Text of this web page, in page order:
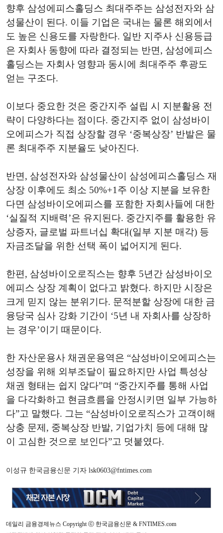
향후 삼성에피스홀딩스 최대주주는 삼성전자와 삼
성물산이 된다. 이들 기업은 국내는 물론 해외에서
도 높은 신용도를 자랑한다. 일반 지주사 신용등급
은 자회사 동향에 따라 결정되는 반면, 삼성에피스
홀딩스는 자회사 영향과 동시에 최대주주 후광도
얻는 구조다.
이보다 중요한 것은 중간지주 설립 시 지분활용 전
략이 다양하다는 점이다. 중간지주 없이 삼성바이
오에피스가 직접 상장할 경우 ‘중복상장’ 반발은 물
론 최대주주 지분율도 낮아진다.
반면, 삼성전자와 삼성물산이 삼성에피스홀딩스 재
상장 이후에도 최소 50%+1주 이상 지분을 보유한
다면 삼성바이오에피스를 포함한 자회사들에 대한
‘실질적 지배력’은 유지된다. 중간지주를 활용한 유
상증자, 글로벌 파트너십 확대(일부 지분 매각) 등
자금조달을 위한 선택 폭이 넓어지게 된다.
한편, 삼성바이오로직스는 향후 5년간 삼성바이오
에피스 상장 계획이 없다고 밝혔다. 하지만 시장은
크게 믿지 않는 분위기다. 문적분할 상장에 대한 금
융당국 심사 강화 기간이 ‘5년 내 자회사를 상장하
는 경우’이기 때문이다.
한 자산운용사 채권운용역은 “삼성바이오에피스는
성장을 위해 외부조달이 필요하지만 사업 특성상
채권 형태는 쉽지 않다”며 “중간지주를 통해 사업
을 다각화하고 현금흐름을 안정시키면 일부 가능하
다”고 말했다. 그는 “삼성바이오로직스가 고객이해
상충 문제, 중복상장 반발, 기업가치 등에 대해 많
이 고심한 것으로 보인다”고 덧붙였다.
이성규 한국금융신문 기자 lsk0603@fntimes.com
데일리 금융경제뉴스 Copyright ⓒ 한국금융신문 & FNTIMES.com